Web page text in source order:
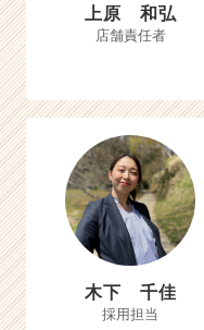
上原 和弘
店舗責任者
木下 千佳
採用担当